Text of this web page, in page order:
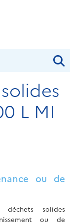
L MI
ou de
solides
ou de